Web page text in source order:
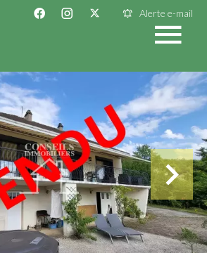
Alerte e-mail